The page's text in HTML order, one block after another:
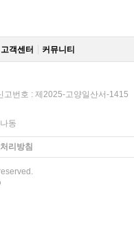
고객센터 커뮤니티
번호 : 제2025-고양일산서-1415
동
리방침